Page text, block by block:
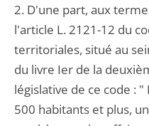
2. D'une part, aux
l'article L. 2121-12 du
territoriales, situé au
du livre Ier de la
législative de ce code :
500 habitants et plus,